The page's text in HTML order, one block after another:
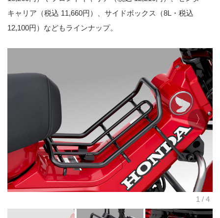
キャリア（税込 11,660円）、サイドボックス（8L・税込
12,100円）などもラインナップ。